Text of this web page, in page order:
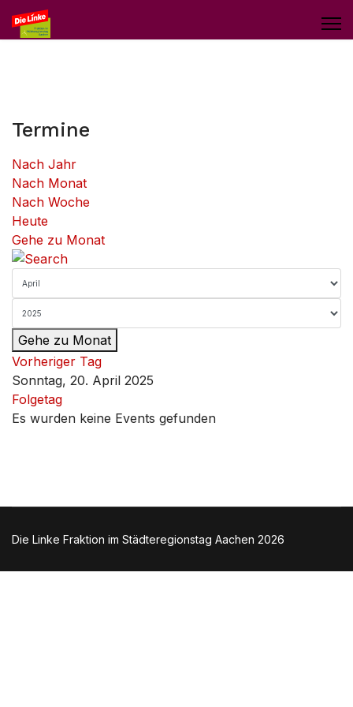
Termine
Nach Jahr
Nach Monat
Nach Woche
Heute
Gehe zu Monat
Gehe zu Monat
Vorheriger Tag
Sonntag, 20. April 2025
Folgetag
Es wurden keine Events gefunden
Die Linke Fraktion im Städteregionstag Aachen 2026